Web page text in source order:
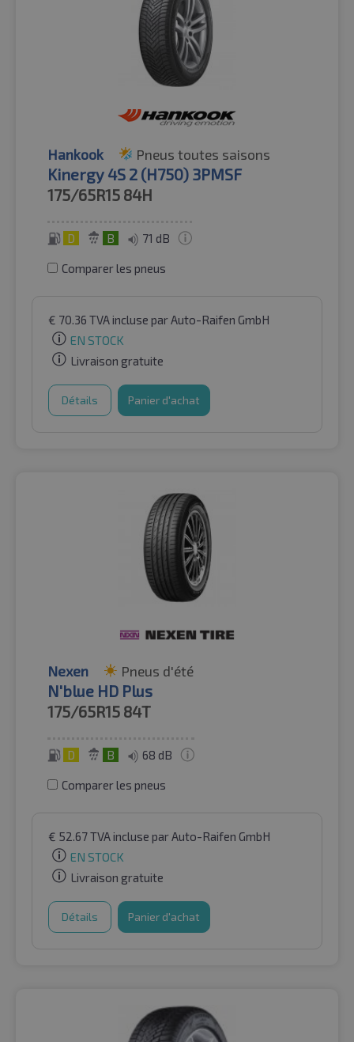
Hankook Pneus toutes saisons
Kinergy 4S 2 (H750) 3PMSF
175/65R15 84H
D B 71 dB
Comparer les pneus
€ 70.36 TVA incluse par Auto-Raifen GmbH
EN STOCK
Livraison gratuite
Détails Panier d'achat
Nexen Pneus d'été
N'blue HD Plus
175/65R15 84T
D B 68 dB
Comparer les pneus
€ 52.67TVA incluse par Auto-Raifen GmbH
EN STOCK
Livraison gratuite
Détails Panier d'achat